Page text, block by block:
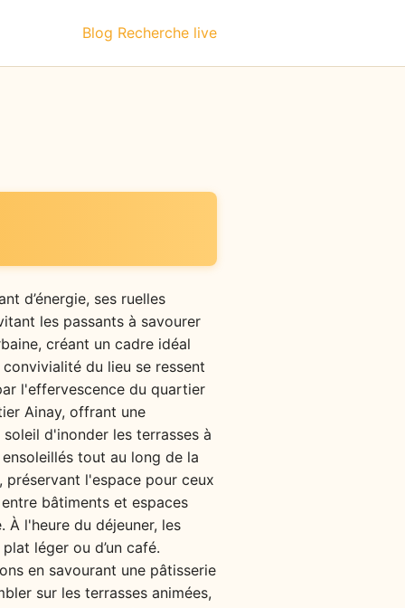
Blog Recherche live
d’énergie, ses ruelles
les passants à savourer
créant un cadre idéal
du lieu se ressent
l'effervescence du quartier
Ainay, offrant une
d'inonder les terrasses à
tout au long de la
l'espace pour ceux
bâtiments et espaces
À l'heure du déjeuner, les
léger ou d’un café.
en savourant une pâtisserie
sur les terrasses animées,